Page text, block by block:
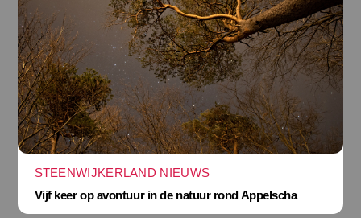
STEENWIJKERLAND NIEUWS
Vijf keer op avontuur in de natuur rond Appelscha